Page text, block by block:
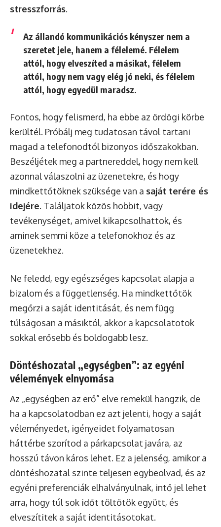
stresszforrás.
Az állandó kommunikációs kényszer nem a
szeretet jele, hanem a félelemé. Félelem
attól, hogy elveszíted a másikat, félelem
attól, hogy nem vagy elég jó neki, és félelem
attól, hogy egyedül maradsz.
Fontos, hogy felismerd, ha ebbe az ördögi körbe
kerültél. Próbálj meg tudatosan távol tartani
magad a telefonodtól bizonyos időszakokban.
Beszéljétek meg a partnereddel, hogy nem kell
azonnal válaszolni az üzenetekre, és hogy
mindkettőtöknek szüksége van a saját terére és
idejére. Találjatok közös hobbit, vagy
tevékenységet, amivel kikapcsolhattok, és
aminek semmi köze a telefonokhoz és az
üzenetekhez.
Ne feledd, egy egészséges kapcsolat alapja a
bizalom és a függetlenség. Ha mindkettőtök
megőrzi a saját identitását, és nem függ
túlságosan a másiktól, akkor a kapcsolatotok
sokkal erősebb és boldogabb lesz.
Döntéshozatal „egységben”: az egyéni
vélemények elnyomása
Az „egységben az erő” elve remekül hangzik, de
ha a kapcsolatodban ez azt jelenti, hogy a saját
véleményedet, igényeidet folyamatosan
háttérbe szorítod a párkapcsolat javára, az
hosszú távon káros lehet. Ez a jelenség, amikor a
döntéshozatal szinte teljesen egybeolvad, és az
egyéni preferenciák elhalványulnak, intő jel lehet
arra, hogy túl sok időt töltötök együtt, és
elveszítitek a saját identitásotokat.